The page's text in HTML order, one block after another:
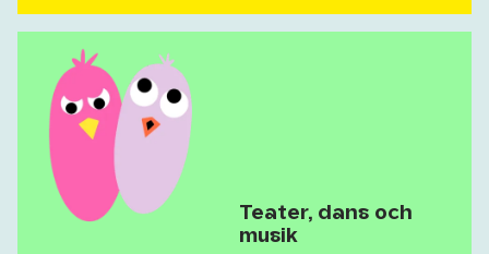
Teater, dans och
musik